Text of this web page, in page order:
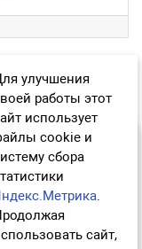
улучшения
работы этот
использует
cookie и
сбора
.
сайт,